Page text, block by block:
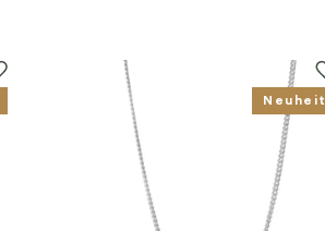
Neuheit